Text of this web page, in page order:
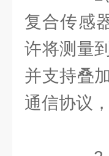
复合传感
许将测量
并支持叠
通信协议